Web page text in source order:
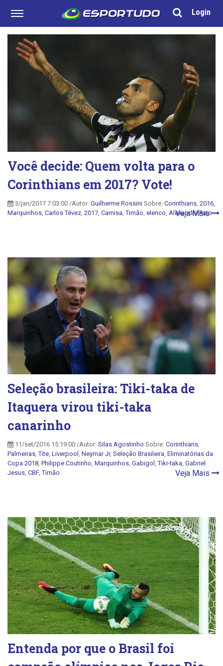
Login
Você decide: Quem volta para o
Corinthians em 2017? Vote!
3/jan/2017 7:03:00 /Autor: Guilherme Rossini Sobre: Corinthians 2016
Marquinhos Carlos Tévez 2017 Camisa ,Timão elenco Alexandre Pato
Veja Mais
Seleção brasileira: Tiki-taka de
Itaquera virou tiki-taka
canarinho
11/set/2016 15:19:00 /Autor: Silas Agostinho Sobre: Corinthians
Palmeiras ,Tite Liverpool Neymar Jr, Seleção Brasileira Eliminatórias da
Copa 2018 Philippe Coutinho Marquinhos Gabigol ,Tiki-taka Gabriel
Jesus CBF,Timão Veja Mais
Entenda por que o Brasil foi